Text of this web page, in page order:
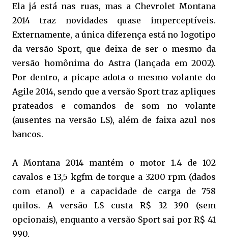
Ela já está nas ruas, mas a Chevrolet Montana
2014 traz novidades quase imperceptíveis.
Externamente, a única diferença está no logotipo
da versão Sport, que deixa de ser o mesmo da
versão homônima do Astra (lançada em 2002).
Por dentro, a picape adota o mesmo volante do
Agile 2014, sendo que a versão Sport traz apliques
prateados e comandos de som no volante
(ausentes na versão LS), além de faixa azul nos
bancos.
A Montana 2014 mantém o motor 1.4 de 102
cavalos e 13,5 kgfm de torque a 3200 rpm (dados
com etanol) e a capacidade de carga de 758
quilos. A versão LS custa R$ 32 390 (sem
opcionais), enquanto a versão Sport sai por R$ 41
990.